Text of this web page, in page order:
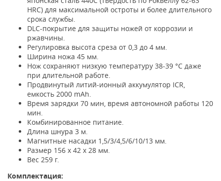
HRC) для максимальной остроты и более длительного
срока службы.
DLС-покрытие для защиты ножей от коррозии и
ржавчины.
Регулировка высота среза от 0,3 до 4 мм.
Ширина ножа 45 мм.
Нож сохраняют низкую температуру 38-39 °С даже
при длительной работе.
Продвинутый литий-ионный аккумулятор ICR,
емкость 2000 mAh.
Время зарядки 70 мин, время автономной работы 120
мин.
Комбинированное питание.
Длина шнура 3 м.
Магнитные насадки 1,5/3/4,5/6/10/13 мм.
Размер 156 х 42 х 28 мм.
Вес 259 г.
Комплектация: